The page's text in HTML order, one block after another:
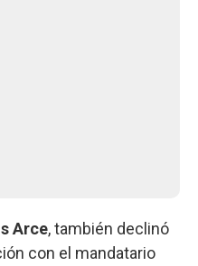
Arce, también declinó
con el mandatario